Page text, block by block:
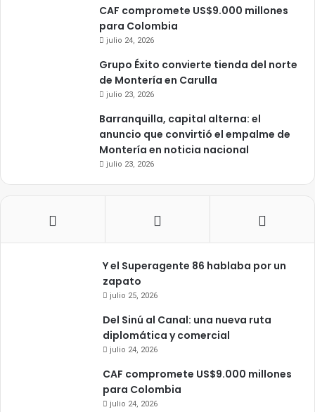
CAF compromete US$9.000 millones
para Colombia
julio 24, 2026
Grupo Éxito convierte tienda del norte
de Montería en Carulla
julio 23, 2026
Barranquilla, capital alterna: el
anuncio que convirtió el empalme de
Montería en noticia nacional
julio 23, 2026
Y el Superagente 86 hablaba por un
zapato
julio 25, 2026
Del Sinú al Canal: una nueva ruta
diplomática y comercial
julio 24, 2026
CAF compromete US$9.000 millones
para Colombia
julio 24, 2026